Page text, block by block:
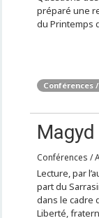
préparé une
du Printemps
Conférences
Conférences /
Lecture, par
part du
dans le cadre
Liberté,